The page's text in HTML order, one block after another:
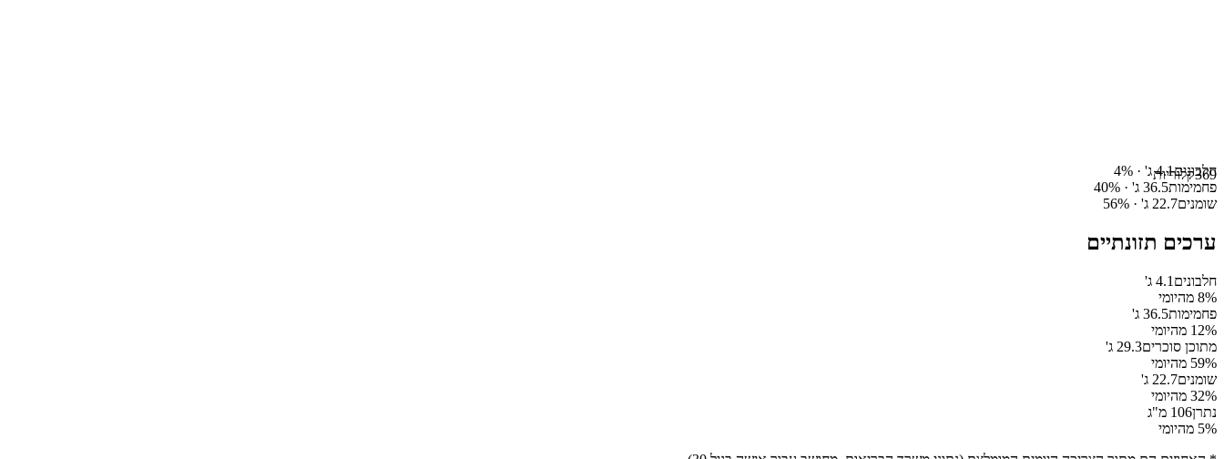
369קלוריותחלבונים4.1ג' · 4%
פחמימות36.5 ג' · 40%
שומנים22.7 ג' · 56%
ערכים תזונתיים
חלבונים 4.1 ג'
8% מהיומי
פחמימות36.5 ג'
12% מהיומי
מתוכן סוכרים29.3 ג'
59% מהיומי
שומנים22.7 ג'
32% מהיומי
נתרן106 מ"ג
5% מהיומי